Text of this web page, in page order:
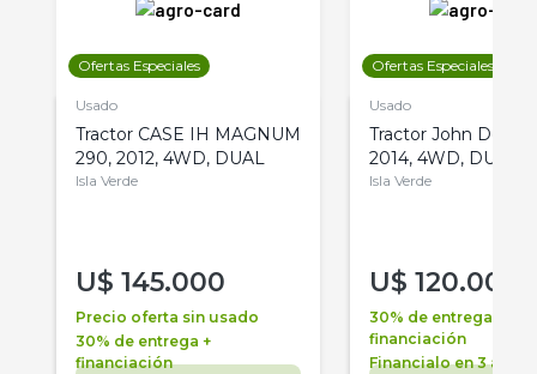
Ofertas Especiales
Usado
Tractor CASE IH MAGNUM
290, 2012, 4WD, DUAL
Isla Verde
U$ 145.000
Precio oferta sin usado
30% de entrega +
financiación
Ofertas Especiales
Usado
Tractor John Deere
2014, 4WD, DUAL
Isla Verde
U$ 120.000
30% de entrega +
financiación
Financialo en 3 años